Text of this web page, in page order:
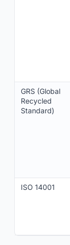
GRS (Global
Recycled
Standard)
ISO 14001